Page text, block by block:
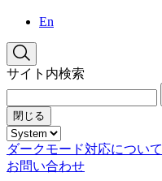
En
サイト内検索
閉じる
ダークモード対応について
お問い合わせ